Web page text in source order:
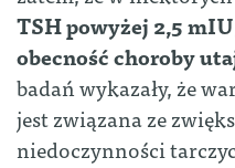
TSH powyżej 2,5
obecność choroby
badań wykazały, że
jest związana ze
niedoczynności